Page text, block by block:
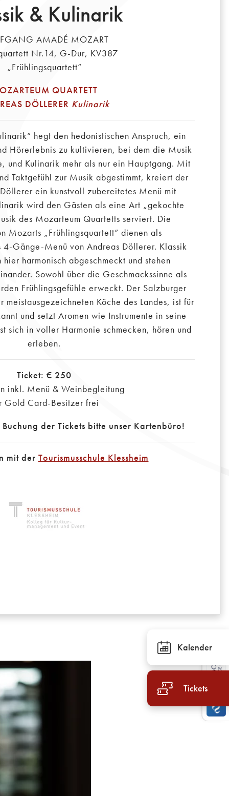
& Kulinarik
AMADÉ MOZART
Nr.14, G-Dur, KV387
„Frühlingsquartett“
QUARTETT
DÖLLERER Kulinarik
hegt den hedonistischen Anspruch, ein
Hörerlebnis zu kultivieren, bei dem die Musik
und Kulinarik mehr als nur ein Hauptgang. Mit
Taktgefühl zur Musik abgestimmt, kreiert der
ein kunstvoll zubereitetes Menü mit
wird den Gästen als eine Art „gekochte
des Mozarteum Quartetts serviert. Die
Mozarts „Frühlingsquartett“ dienen als
4-Gänge-Menü von Andreas Döllerer. Klassik
harmonisch abgeschmeckt und stehen
Sowohl über die Geschmackssinne als
Frühlingsgefühle erweckt. Der Salzburger
Köche des Landes, ist für
und setzt Aromen wie Instrumente in seine
sich in voller Harmonie schmecken, hören und
erleben.
Ticket: € 250
inkl. Menü & Weinbegleitung
Gold Card-Besitzer frei
der Tickets bitte unser Kartenbüro!
mit der Tourismusschule Klessheim
Kalender
Tickets